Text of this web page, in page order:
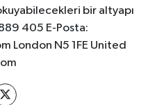
bir altyapı
405 E-Posta:
London N5 1FE United